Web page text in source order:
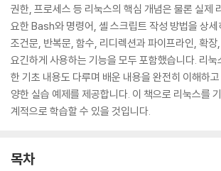
권한, 프로세스 등 리눅스의 핵심 개념은 물론 실제
요한 Bash와 명령어, 셸 스크립트 작성 방법을 상
조건문, 반복문, 함수, 리디렉션과 파이프라인, 확장
요긴하게 사용하는 기능을 모두 포함했습니다. 리
한 기초 내용도 다루며 배운 내용을 완전히 이해하
양한 실습 예제를 제공합니다. 이 책으로 리눅스를
계적으로 학습할 수 있을 것입니다.
목차